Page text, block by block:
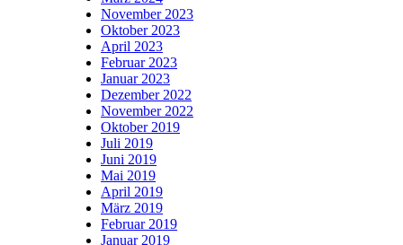
November 2023
Oktober 2023
April 2023
Februar 2023
Januar 2023
Dezember 2022
November 2022
Oktober 2019
Juli 2019
Juni 2019
Mai 2019
April 2019
März 2019
Februar 2019
Januar 2019